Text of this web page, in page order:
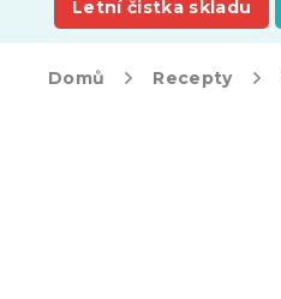
Letní čistka skladu
Domů Recepty